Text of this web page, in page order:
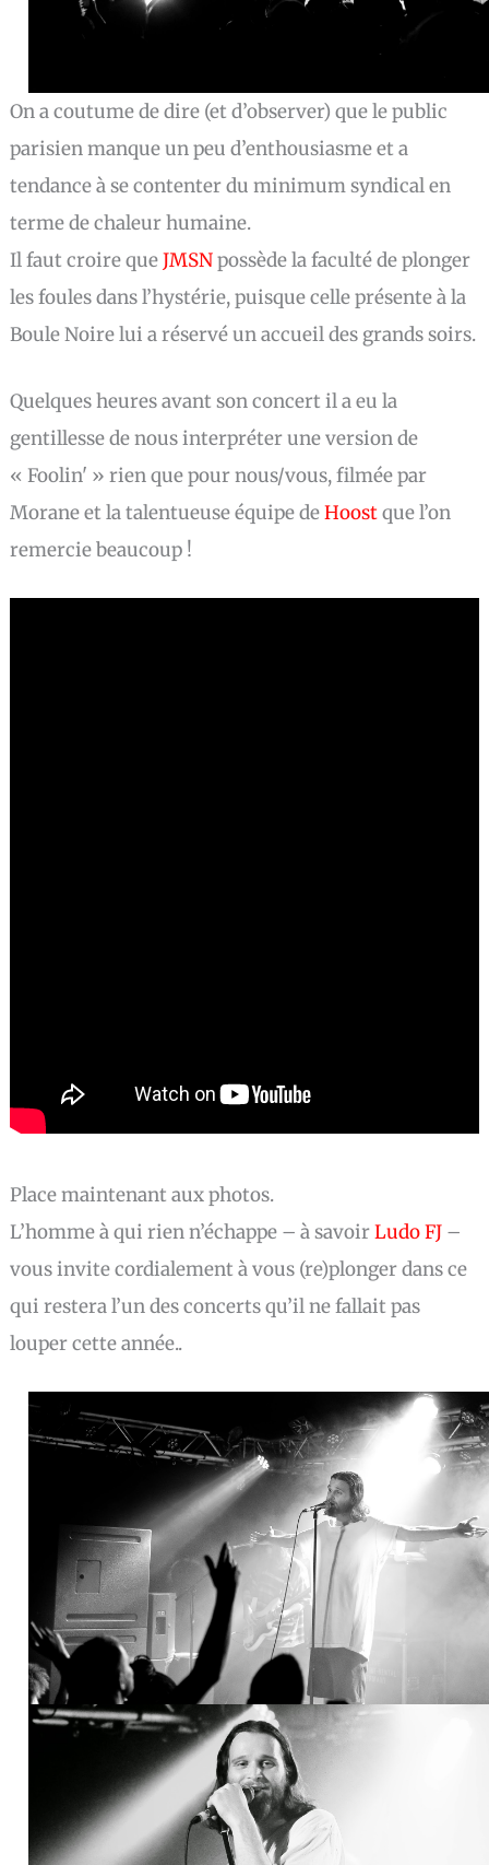
On a coutume de dire (et d’observer) que le public
parisien manque un peu d’enthousiasme et a
tendance à se contenter du minimum syndical en
terme de chaleur humaine.
Il faut croire queJMSNpossède la faculté de plonger
les foules dans l’hystérie, puisque celle présente à la
Boule Noire lui a réservé un accueil des grands soirs.
Quelques heures avant son concert il a eu la
gentillesse de nous interpréter une version de
« Foolin' » rien que pour nous/vous, filmée par
Morane et la talentueuse équipe deHoostque l’on
remercie beaucoup !
Place maintenant aux photos.
L’homme à qui rien n’échappe – à savoirLudo FJ –
vous invite cordialement à vous (re)plonger dans ce
qui restera l’un des concerts qu’il ne fallait pas
louper cette année..